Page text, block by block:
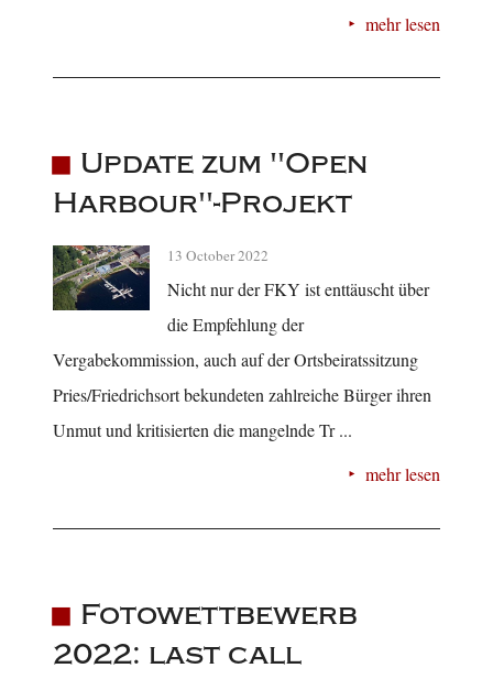
mehr lesen
Update zum "Open
Harbour"-Projekt
13 October 2022
Nicht nur der FKY ist enttäuscht über
die Empfehlung der
Vergabekommission, auch auf der Ortsbeiratssitzung
Pries/Friedrichsort bekundeten zahlreiche Bürger ihren
Unmut und kritisierten die mangelnde Tr ...
mehr lesen
Fotowettbewerb
2022: last call